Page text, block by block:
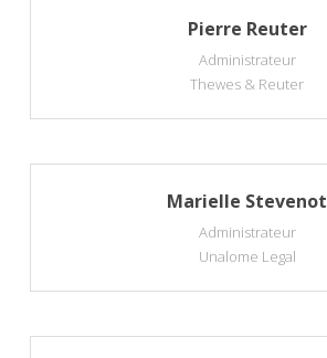
Pierre Reuter
Administrateur
Thewes & Reuter
Marielle Stevenot
Administrateur
Unalome Legal